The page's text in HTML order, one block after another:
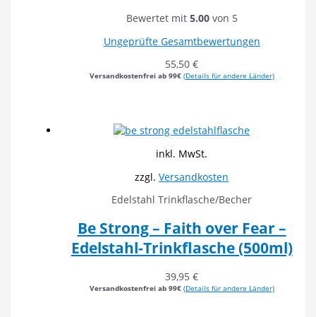
Bewertet mit 5.00von 5
Ungeprüfte Gesamtbewertungen
55,50€
Versandkostenfrei ab 99€ (Details für andere Länder)
inkl. MwSt.
zzgl.Versandkosten
Edelstahl Trinkflasche/Becher
Be Strong – Faith over Fear –
Edelstahl-Trinkflasche (500ml)
39,95€
Versandkostenfrei ab 99€ (Details für andere Länder)